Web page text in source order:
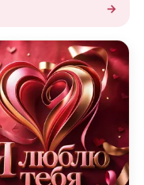
→